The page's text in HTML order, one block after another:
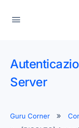
Server
Guru Corner